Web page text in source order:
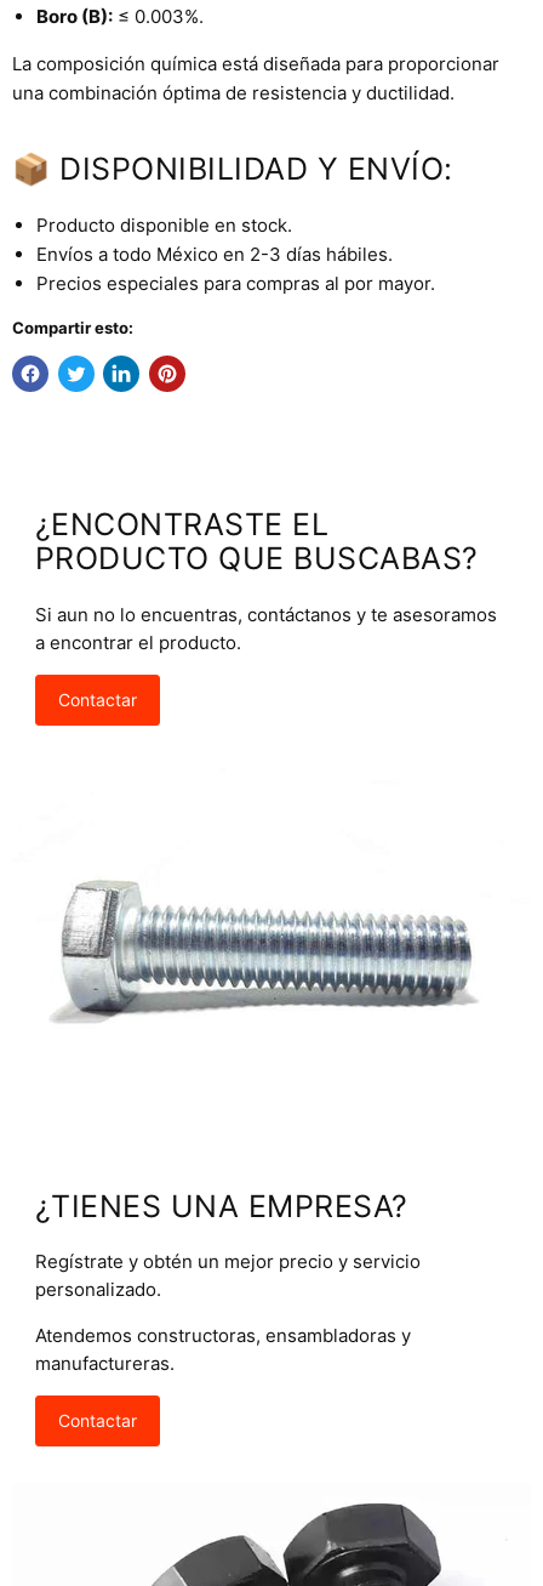
Boro (B): ≤ 0.003%.
La composición química está diseñada para proporcionar
una combinación óptima de resistencia y ductilidad.
📦 DISPONIBILIDAD Y ENVÍO:
Producto disponible en stock.
Envíos a todo México en 2-3 días hábiles.
Precios especiales para compras al por mayor.
Compartir esto:
¿ENCONTRASTE EL
PRODUCTO QUE BUSCABAS?
Si aun no lo encuentras, contáctanos y te asesoramos
a encontrar el producto.
Contactar
¿TIENES UNA EMPRESA?
Regístrate y obtén un mejor precio y servicio
personalizado.
Atendemos constructoras, ensambladoras y
manufactureras.
Contactar